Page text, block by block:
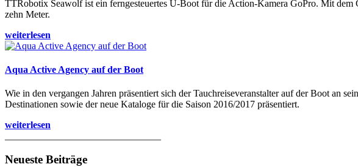
TTRobotix Seawolf ist ein ferngesteuertes U-Boot für die Action-Kamera GoPro. Mit dem
zehn Meter.
weiterlesen
Aqua Active Agency auf der Boot
Wie in den vergangen Jahren präsentiert sich der Tauchreiseveranstalter auf der Boot an
Destinationen sowie der neue Kataloge für die Saison 2016/2017 präsentiert.
weiterlesen
Neueste Beiträge